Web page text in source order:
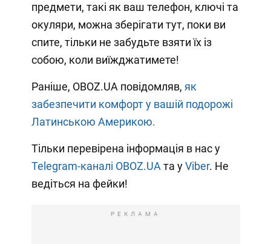
предмети, такі як ваш телефон, ключі та
окуляри, можна зберігати тут, поки ви
спите, тільки не забудьте взяти їх із
собою, коли виїжджатимете!
Раніше, OBOZ.UA повідомляв, як
забезпечити комфорт у вашій подорожі
Латинською Америкою.
Тільки перевірена інформація в нас у
Telegram-каналі OBOZ.UA та уViber. Не
ведіться на фейки!
РЕКЛАМА